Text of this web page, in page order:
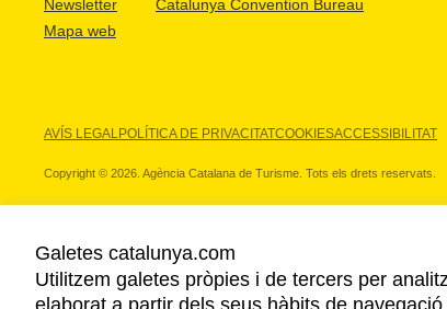
Newsletter
Mapa web
Catalunya Convention Bureau
AVÍS LEGALPOLÍTICA DE PRIVACITATCOOKIESACCESSIBILITAT
Copyright © 2026. Agència Catalana de Turisme. Tots els drets reservats.
ELS NOSTRES PARTNERS
Galetes catalunya.com
Utilitzem galetes pròpies i de tercers per
elaborat a partir dels seus hàbits de